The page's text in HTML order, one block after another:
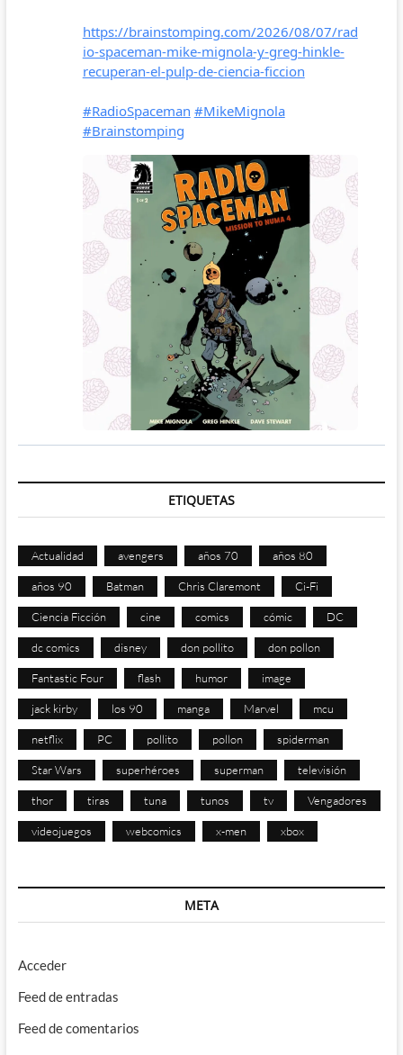
ETIQUETAS
Actualidad avengers años 70 años 80
años 90 Batman Chris Claremont Ci-Fi
Ciencia Ficción cine comics cómic DC
dc comics disney don pollito don pollon
Fantastic Four flash humor image
jack kirby los 90 manga Marvel mcu
netflix PC pollito pollon spiderman
Star Wars superhéroes superman televisión
thor tiras tuna tunos tv Vengadores
videojuegos webcomics x-men xbox
META
Acceder
Feed de entradas
Feed de comentarios